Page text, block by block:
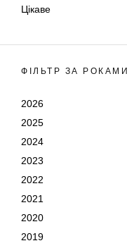
Цікаве
ФІЛЬТР ЗА РОКАМИ
2026
2025
2024
2023
2022
2021
2020
2019